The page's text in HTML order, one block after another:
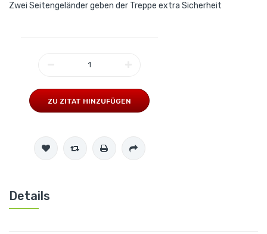
Zwei Seitengeländer geben der Treppe extra Sicherheit
ZU ZITAT HINZUFÜGEN
Details